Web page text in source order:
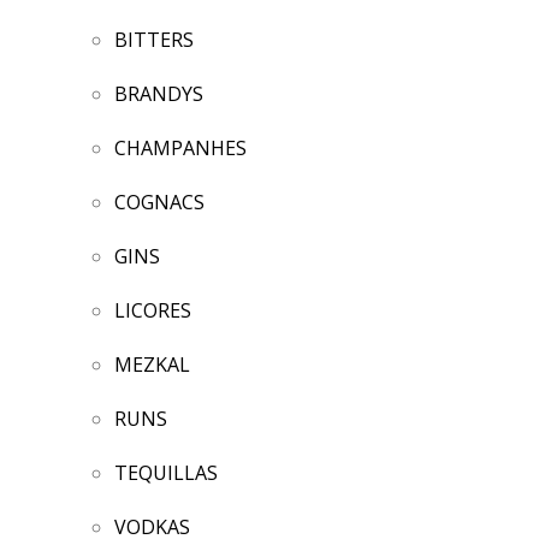
BITTERS
BRANDYS
CHAMPANHES
COGNACS
GINS
LICORES
MEZKAL
RUNS
TEQUILLAS
VODKAS